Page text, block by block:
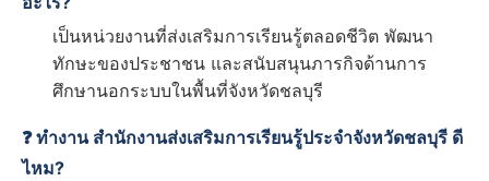
เป็นหน่วยงานที่ส่งเสริมการเรียนรู้ตลอดชีวิต พัฒนา
ทักษะของประชาชน และสนับสนุนภารกิจด้านการ
ศึกษานอกระบบในพื้นที่จังหวัดชลบุรี
❓ ทำงาน สำนักงานส่งเสริมการเรียนรู้ประจำจังหวัดชลบุรี ดี
ไหม?